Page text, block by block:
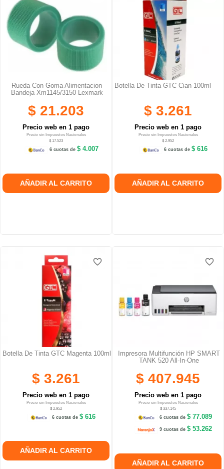
Rueda Con Goma Alimentacion
Bandeja Xm1145/3150 Lexmark
$ 21.203
Precio web en 1 pago
Precio sin Impuestos Nacionales
$ 17.523
6 cuotas de $ 4.007
AÑADIR AL CARRITO
Botella De Tinta GTC Cian 100ml
$ 3.261
Precio web en 1 pago
Precio sin Impuestos Nacionales
$ 2.952
6 cuotas de$ 616
AÑADIR AL CARRITO
Botella De Tinta GTC Magenta 100ml
$ 3.261
Precio web en 1 pago
Precio sin Impuestos Nacionales
$ 2.952
6 cuotas de$ 616
AÑADIR AL CARRITO
favorite_border
favorite_border
favorite_border
Impresora Multifunción HP SMART
TANK 520 All-In-One
$ 407.945
Precio web en 1 pago
Precio sin Impuestos Nacionales
$ 337.145
6 cuotas de$ 77.089
9 cuotas de$ 53.262
AÑADIR AL CARRITO
favorite_border
favorite_border
favorite_border